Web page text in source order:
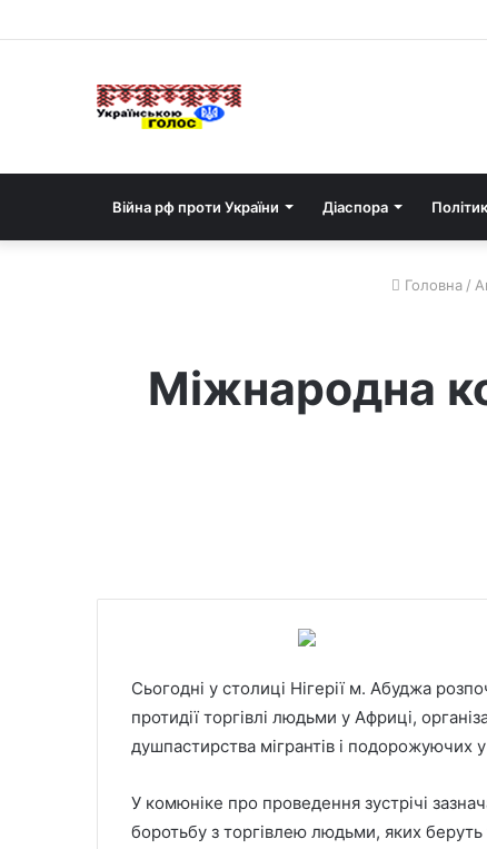
Війна рф проти України Діаспора
Головна /
Міжнародна
Сьогодні у столиці Нігерії м. Абуджа
протидії торгівлі людьми у Африці,
душпастирства мігрантів і подорожуючих у
У комюніке про проведення зустрічі
боротьбу з торгівлею людьми, яких